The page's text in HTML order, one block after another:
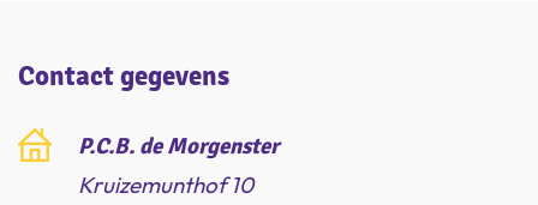
Contact gegevens
P.C.B. de Morgenster
Kruizemunthof 10